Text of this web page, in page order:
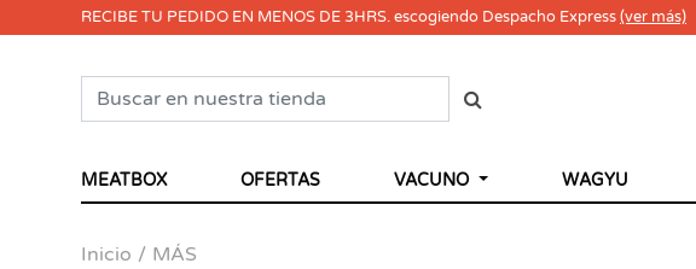
RECIBE TU PEDIDO EN MENOS DE 3HRS. escogiendo Despacho Express(ver más)
MEATBOX OFERTAS VACUNO WAGYU
Inicio MÁS